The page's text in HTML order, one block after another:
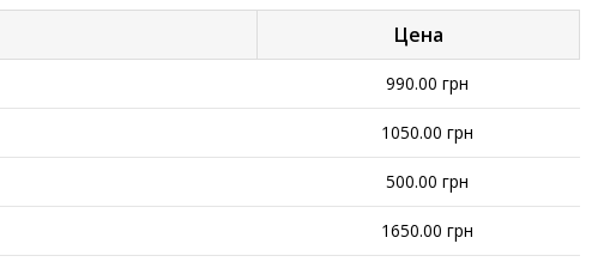
Цена
990.00 грн
1050.00 грн
500.00 грн
1650.00 грн